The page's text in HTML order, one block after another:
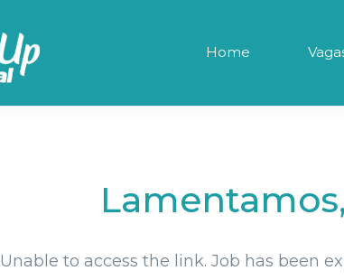
Home
Unable to access the link. Job has been